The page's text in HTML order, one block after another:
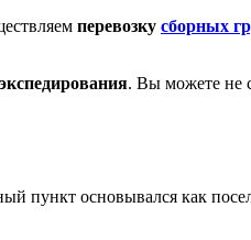
перевозку сборных
. Вы можете не
пункт основывался как